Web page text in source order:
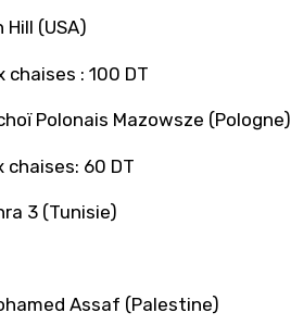
Hill (USA)
chaises : 100 DT
Polonais Mazowsze (Pologne)
chaises: 60 DT
3 (Tunisie)
Assaf (Palestine)